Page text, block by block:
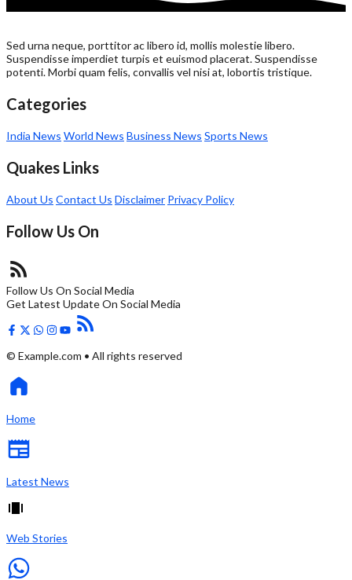
Sed urna neque, porttitor ac libero id, mollis molestie libero.
Suspendisse imperdiet turpis et euismod placerat. Suspendisse
potenti. Morbi quam felis, convallis vel nisi at, lobortis tristique.
Categories
India News World News Business News Sports News
Quakes Links
About Us Contact Us Disclaimer Privacy Policy
Follow Us On
Follow Us On Social Media
Get Latest Update On Social Media
© Example.com • All rights reserved
Home
Latest News
Web Stories